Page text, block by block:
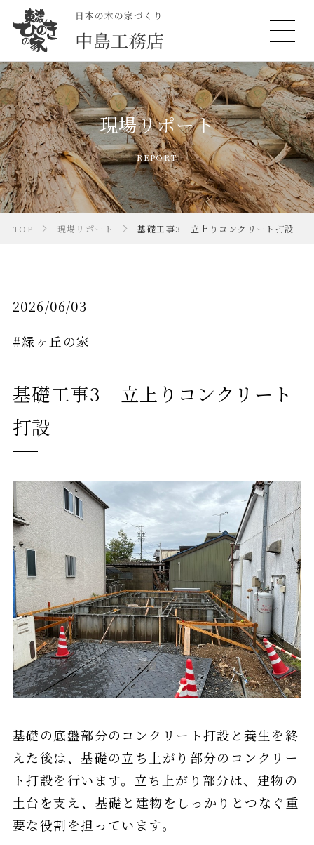
現場リポート
REPORT
TOP 現場リポート 基礎工事3 立上りコンクリート打設
2026/06/03
#緑ヶ丘の家
基礎工事3 立上りコンクリート
打設
基礎の底盤部分のコンクリート打設と養生を終
えた後は、基礎の立ち上がり部分のコンクリー
ト打設を行います。立ち上がり部分は、建物の
土台を支え、基礎と建物をしっかりとつなぐ重
要な役割を担っています。